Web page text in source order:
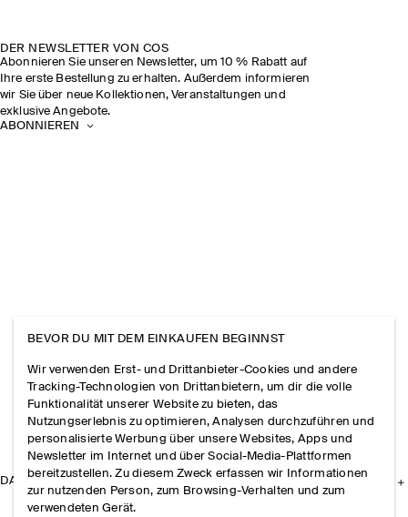
DER NEWSLETTER VON COS
Abonnieren Sie unseren Newsletter, um 10 % Rabatt auf
Ihre erste Bestellung zu erhalten. Außerdem informieren
wir Sie über neue Kollektionen, Veranstaltungen und
exklusive Angebote.
ABONNIEREN
DAS UNTERNEHMEN
BEVOR DU MIT DEM EINKAUFEN BEGINNST
Wir verwenden Erst- und Drittanbieter-Cookies und andere
Tracking-Technologien von Drittanbietern, um dir die volle
Funktionalität unserer Website zu bieten, das
Nutzungserlebnis zu optimieren, Analysen durchzuführen und
personalisierte Werbung über unsere Websites, Apps und
Newsletter im Internet und über Social-Media-Plattformen
bereitzustellen. Zu diesem Zweck erfassen wir Informationen
zur nutzenden Person, zum Browsing-Verhalten und zum
verwendeten Gerät.